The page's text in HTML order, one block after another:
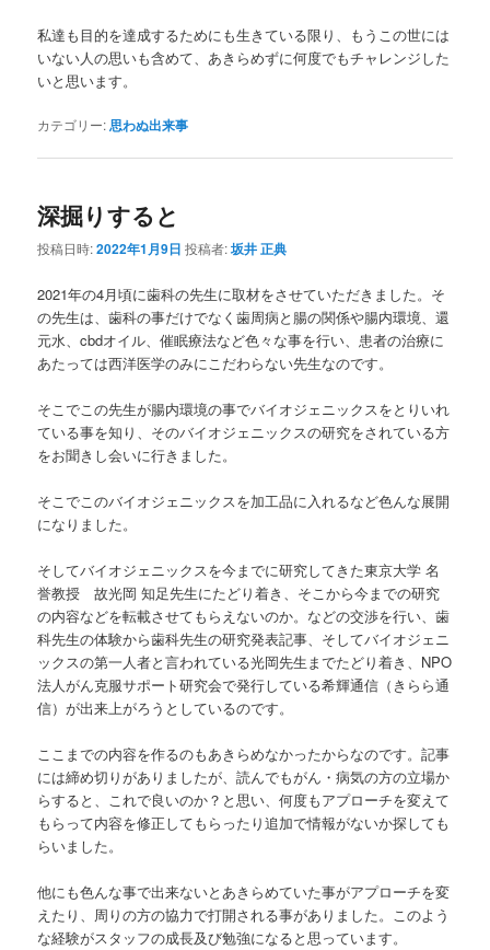
私達も目的を達成するためにも生きている限り、もうこの世には
いない人の思いも含めて、あきらめずに何度でもチャレンジした
いと思います。
カテゴリー:思わぬ出来事
深掘りすると
投稿日時:2022年1月9日 投稿者:坂井 正典
2021年の4月頃に歯科の先生に取材をさせていただきました。そ
の先生は、歯科の事だけでなく歯周病と腸の関係や腸内環境、還
元水、cbdオイル、催眠療法など色々な事を行い、患者の治療に
あたっては西洋医学のみにこだわらない先生なのです。
そこでこの先生が腸内環境の事でバイオジェニックスをとりいれ
ている事を知り、そのバイオジェニックスの研究をされている方
をお聞きし会いに行きました。
そこでこのバイオジェニックスを加工品に入れるなど色んな展開
になりました。
そしてバイオジェニックスを今までに研究してきた東京大学 名
誉教授 故光岡 知足先生にたどり着き、そこから今までの研究
の内容などを転載させてもらえないのか。などの交渉を行い、歯
科先生の体験から歯科先生の研究発表記事、そしてバイオジェニ
ックスの第一人者と言われている光岡先生までたどり着き、NPO
法人がん克服サポート研究会で発行している希輝通信（きらら通
信）が出来上がろうとしているのです。
ここまでの内容を作るのもあきらめなかったからなのです。記事
には締め切りがありましたが、読んでもがん・病気の方の立場か
らすると、これで良いのか？と思い、何度もアプローチを変えて
もらって内容を修正してもらったり追加で情報がないか探しても
らいました。
他にも色んな事で出来ないとあきらめていた事がアプローチを変
えたり、周りの方の協力で打開される事がありました。このよう
な経験がスタッフの成長及び勉強になると思っています。